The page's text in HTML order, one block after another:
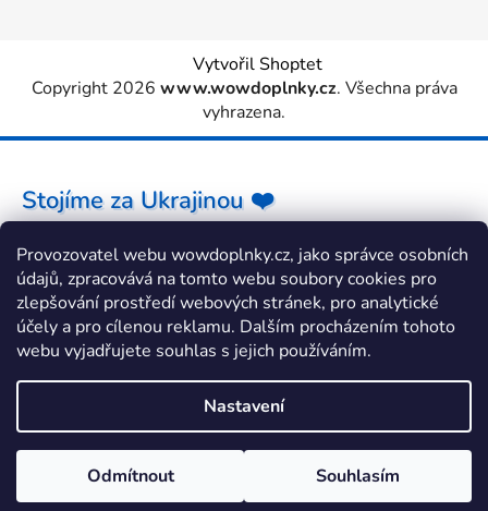
Provozovatel webu wowdoplnky.cz, jako správce osobních
údajů, zpracovává na tomto webu soubory cookies pro
zlepšování prostředí webových stránek, pro analytické
účely a pro cílenou reklamu. Dalším procházením tohoto
webu vyjadřujete souhlas s jejich používáním.
Nastavení
Odmítnout Souhlasím
Vytvořil Shoptet
Copyright 2026 www.wowdoplnky.cz. Všechna práva
vyhrazena.
Stojíme za Ukrajinou ❤️
Jak a čím pomoci »